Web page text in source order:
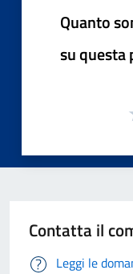
Quanto
su questa
Contatta il
Leggi le